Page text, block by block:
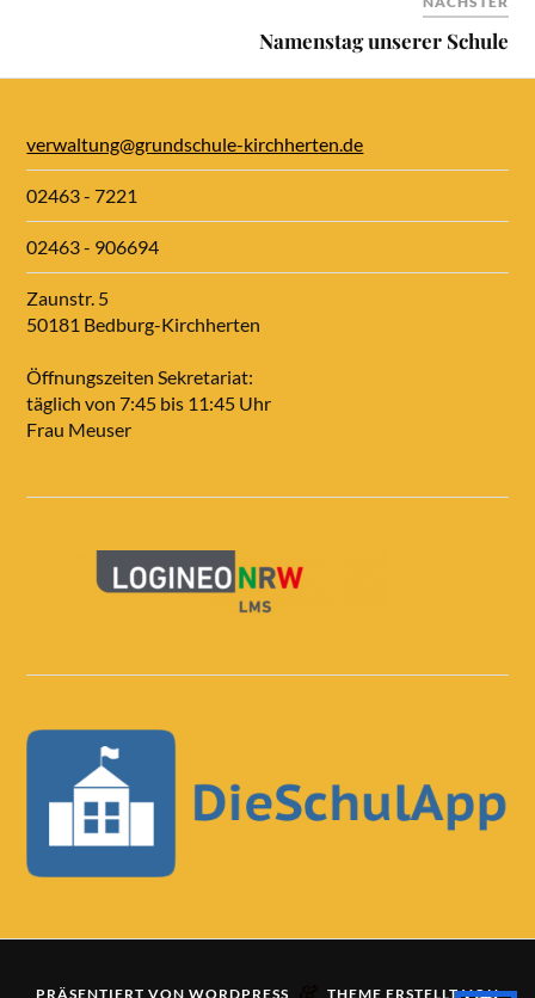
Namenstag unserer Schule
verwaltung@grundschule-kirchherten.de
02463 - 7221
02463 - 906694
Zaunstr. 5
50181 Bedburg-Kirchherten
Öffnungszeiten Sekretariat:
täglich von 7:45 bis 11:45 Uhr
Frau Meuser
PRÄSENTIERT VON WORDPRESS THEME ERSTELLT VON